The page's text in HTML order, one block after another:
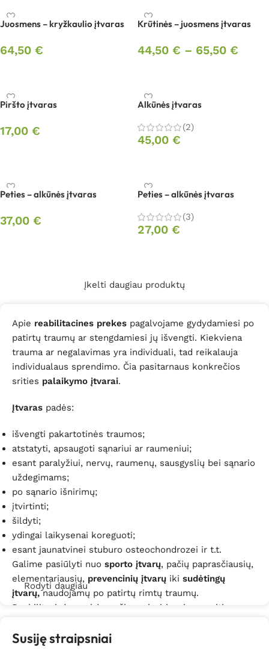
Juosmens – kryžkaulio įtvaras
64,50 €
Krūtinės – juosmens įtvaras
44,50 € – 65,50 €
Piršto įtvaras
17,00 €
Alkūnės įtvaras
(2)
45,00 €
Peties – alkūnės įtvaras
37,00 €
Peties – alkūnės įtvaras
(3)
27,00 €
Įkelti daugiau produktų
Apie reabilitacines prekes pagalvojame gydydamiesi po
patirtų traumų ar stengdamiesi jų išvengti. Kiekviena
trauma ar negalavimas yra individuali, tad reikalauja
individualaus sprendimo. Čia pasitarnaus konkrečios
srities palaikymo įtvarai.
Įtvaras padės:
išvengti pakartotinės traumos;
atstatyti, apsaugoti sąnariui ar raumeniui;
esant paralyžiui, nervų, raumenų, sausgyslių bei sąnario
uždegimams;
po sąnario išnirimų;
įtvirtinti;
šildyti;
ydingai laikysenai koreguoti;
esant jaunatvinei stuburo osteochondrozei ir t.t.
Galime pasiūlyti nuo sporto įtvarų, pačių paprasčiausių,
elementariausių, prevencinių įtvarų iki sudėtingų
įtvarų,naudojamų po patirtų rimtų traumų.
Reabilitacinės prekės pačioms įvairiausioms sritims –
nugarai, klubams, šlaunims, keliams, blauzdai, čiurnai,
Rodyti daugiau
Susiję straipsniai